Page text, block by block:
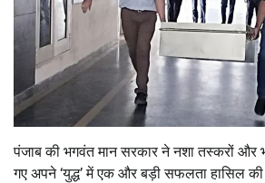
पंजाब की भगवंत मान सरकार ने नशा तस्करों और
गए अपने ‘युद्ध’ में एक और बड़ी सफलता हासिल